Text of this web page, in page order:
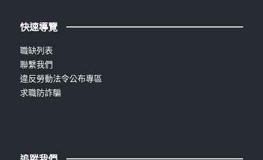
快速導覽
職缺列表
聯繫我們
違反勞動法令公布專區
求職防詐騙